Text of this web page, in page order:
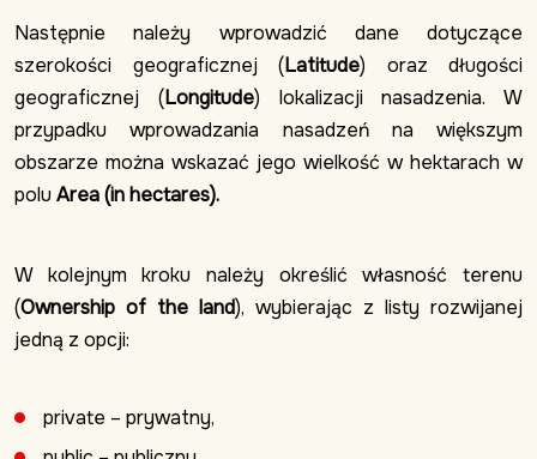
Następnie należy wprowadzić dane dotyczące
szerokości geograficznej (Latitude) oraz długości
geograficznej (Longitude) lokalizacji nasadzenia. W
przypadku wprowadzania nasadzeń na większym
obszarze można wskazać jego wielkość w hektarach w
polu Area (in hectares).
W kolejnym kroku należy określić własność terenu
(Ownership of the land), wybierając z listy rozwijanej
jedną z opcji:
private – prywatny,